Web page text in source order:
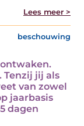
Lees meer >
beschouwing
Tenzij jij als
van zowel
jaarbasis
dagen